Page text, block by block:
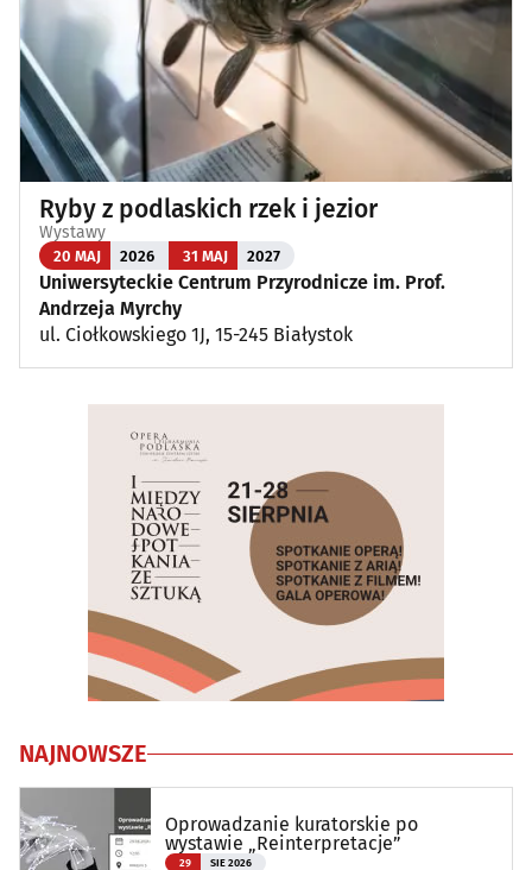
Ryby z podlaskich rzek i jezior
Wystawy
20 MAJ 2026 31 MAJ 2027
Uniwersyteckie Centrum Przyrodnicze im. Prof.
Andrzeja Myrchy
ul. Ciołkowskiego 1J, 15-245 Białystok
NAJNOWSZE
Oprowadzanie kuratorskie po
wystawie „Reinterpretacje”
29 SIE 2026